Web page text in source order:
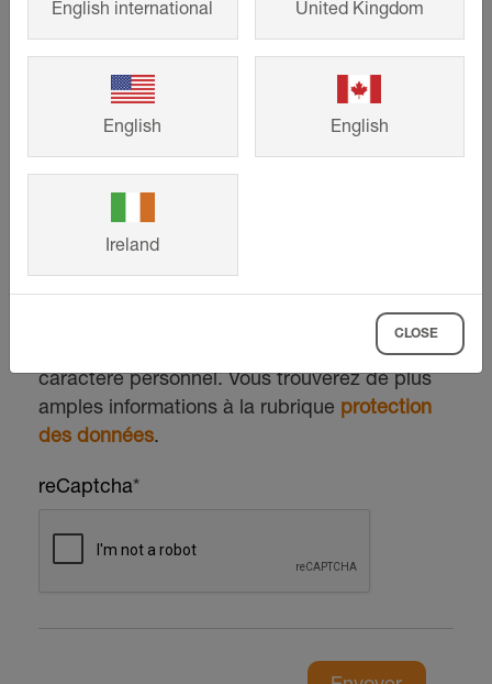
English international United Kingdom
English English
Ireland
CLOSE